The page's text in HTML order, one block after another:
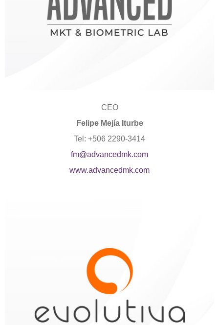
CEO
Felipe Mejía Iturbe
Tel: +506 2290-3414
fm@advancedmk.com
www.advancedmk.com